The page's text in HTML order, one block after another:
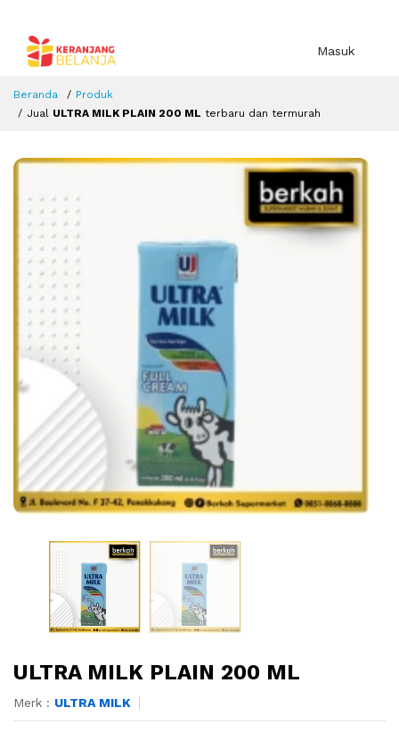
Masuk
Beranda
Produk
Jual ULTRA MILK PLAIN 200 ML terbaru dan termurah
ULTRA MILK PLAIN 200 ML
Merk : ULTRA MILK